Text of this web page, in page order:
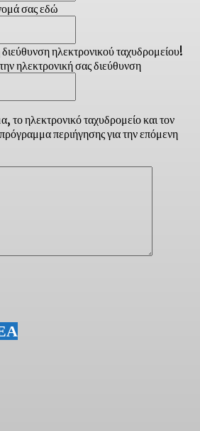
σας εδώ
ηλεκτρονικού ταχυδρομείου!
ηλεκτρονική σας διεύθυνση
το ηλεκτρονικό ταχυδρομείο και τον
περιήγησης για την επόμενη